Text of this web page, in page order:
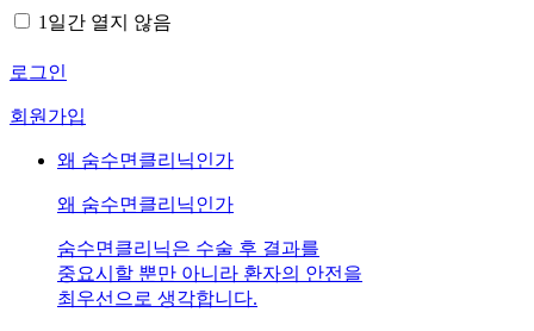
1일간 열지 않음
로그인
회원가입
왜 숨수면클리닉인가
왜 숨수면클리닉인가
숨수면클리닉은 수술 후 결과를
중요시할 뿐만 아니라 환자의 안전을
최우선으로 생각합니다.